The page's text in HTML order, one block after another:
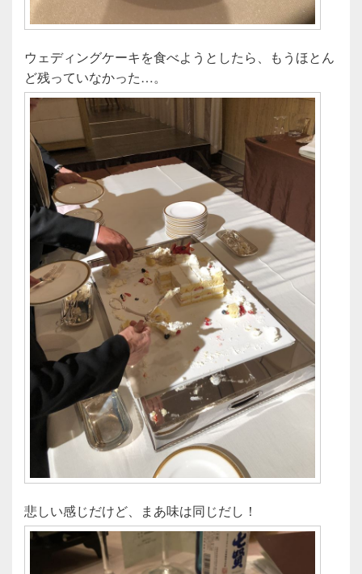
ウェディングケーキを食べようとしたら、もうほとん
ど残っていなかった…。
悲しい感じだけど、まあ味は同じだし！